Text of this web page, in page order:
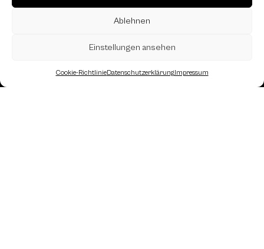
Ablehnen
Einstellungen ansehen
Cookie-RichtlinieDatenschutzerklärungImpressum